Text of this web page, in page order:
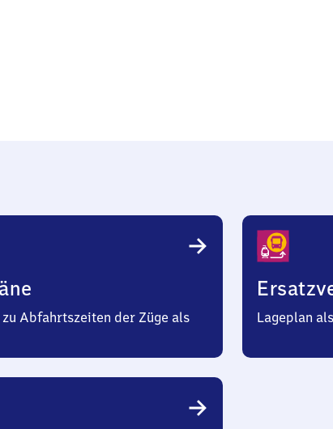
zu Abfahrtszeiten der Züge als
Lageplan